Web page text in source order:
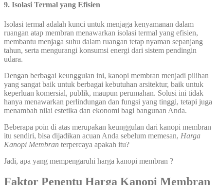
9. Isolasi Termal yang Efisien
Isolasi termal adalah kunci untuk menjaga kenyamanan dalam
ruangan atap membran menawarkan isolasi termal yang efisien,
membantu menjaga suhu dalam ruangan tetap nyaman sepanjang
tahun, serta mengurangi konsumsi energi dari sistem pendingin
udara.
Dengan berbagai keunggulan ini, kanopi membran menjadi pilihan
yang sangat baik untuk berbagai kebutuhan arsitektur, baik untuk
keperluan komersial, publik, maupun perumahan. Solusi ini tidak
hanya menawarkan perlindungan dan fungsi yang tinggi, tetapi juga
menambah nilai estetika dan ekonomi bagi bangunan Anda.
Beberapa poin di atas merupakan keunggulan dari kanopi membran
itu sendiri, bisa dijadikan acuan Anda sebelum memesan, Harga
Kanopi Membran terpercaya apakah itu?
Jadi, apa yang mempengaruhi harga kanopi membran ?
Faktor Penentu Harga Kanopi Membran